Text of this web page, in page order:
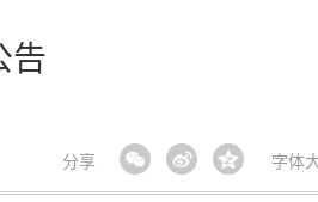
告
字体
分享